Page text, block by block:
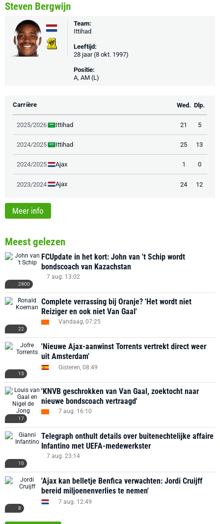
Steven Bergwijn
Team:
Ittihad
Leeftijd:
28 jaar (8 okt. 1997)
Positie:
A, AM (L)
Carrière Wed. Dlp.
2025/2026 Ittihad 21 5
2024/2025 Ittihad 25 13
2024/2025 Ajax 1 0
2023/2024 Ajax 24 12
Meer info
Meest gelezen
2800
FCUpdate in het kort: John van 't Schip wordt
bondscoach van Kazachstan
7 aug. 13:02
22
Complete verrassing bij Oranje? 'Het wordt niet
Reiziger en ook niet Van Gaal'
Vandaag, 07:25
15
'Nieuwe Ajax-aanwinst Torrents vertrekt direct weer
uit Amsterdam'
Gisteren, 08:49
17
'KNVB geschrokken van Van Gaal, zoektocht naar
nieuwe bondscoach vertraagd'
7 aug. 16:10
10
Telegraph onthult details over buitenechtelijke affaire
Infantino met UEFA-medewerkster
7 aug. 23:14
8
'Ajax kan belletje Benfica verwachten: Jordi Cruijff
bereid miljoenenverlies te nemen'
7 aug. 12:49